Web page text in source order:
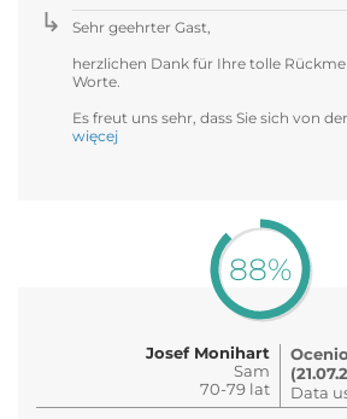
Sehr geehrter Gast,
herzlichen Dank für Ihre tolle
Worte.
Es freut uns sehr, dass Sie sich von
więcej
88%
Josef Monihart
Sam
70-79 lat
Data